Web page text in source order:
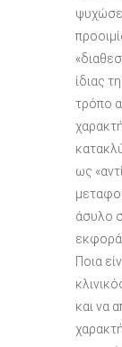
ίδιας
τρόπο
ως
άσυλο
Ποια
και να